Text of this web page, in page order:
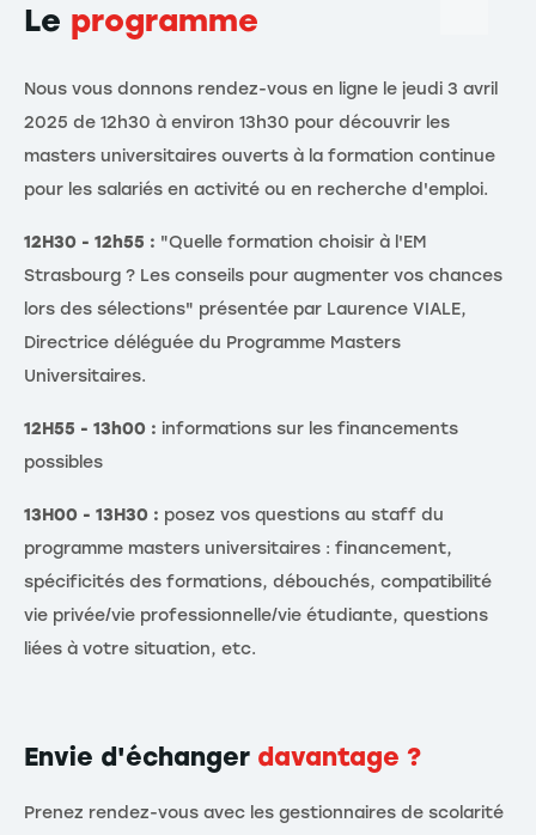
Le programme
Nous vous donnons rendez-vous en ligne le jeudi 3 avril
2025 de 12h30 à environ 13h30 pour découvrir les
masters universitaires ouverts à la formation continue
pour les salariés en activité ou en recherche d'emploi.
12H30 - 12h55 : "Quelle formation choisir à l'EM
Strasbourg ? Les conseils pour augmenter vos chances
lors des sélections" présentée par Laurence VIALE,
Directrice déléguée du Programme Masters
Universitaires.
12H55 - 13h00 : informations sur les financements
possibles
13H00 - 13H30 : posez vos questions au staff du
programme masters universitaires : financement,
spécificités des formations, débouchés, compatibilité
vie privée/vie professionnelle/vie étudiante, questions
liées à votre situation, etc.
Envie d'échanger davantage ?
Prenez rendez-vous avec les gestionnaires de scolarité